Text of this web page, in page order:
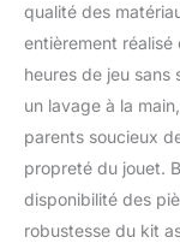
qualité des
entièrement
heures de jeu sans
un lavage à la
parents soucieux
propreté du jouet.
disponibilité des
robustesse du kit